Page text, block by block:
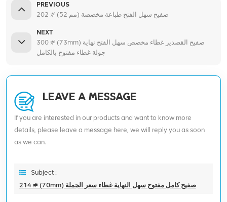
PREVIOUS
202 # (52 مم) صفيح سهل الفتح طباعة مخصصة
NEXT
300 # (73mm) صفيح القصدير غطاء مخصص سهل الفتح نهاية
جولة غطاء مفتوح بالكامل
LEAVE A MESSAGE
If you are interested in our products and want to know more
details, please leave a message here, we will reply you as soon
as we can.
Subject :
214 # (70mm) صفيح كامل مفتوح سهل النهاية غطاء سعر الجملة